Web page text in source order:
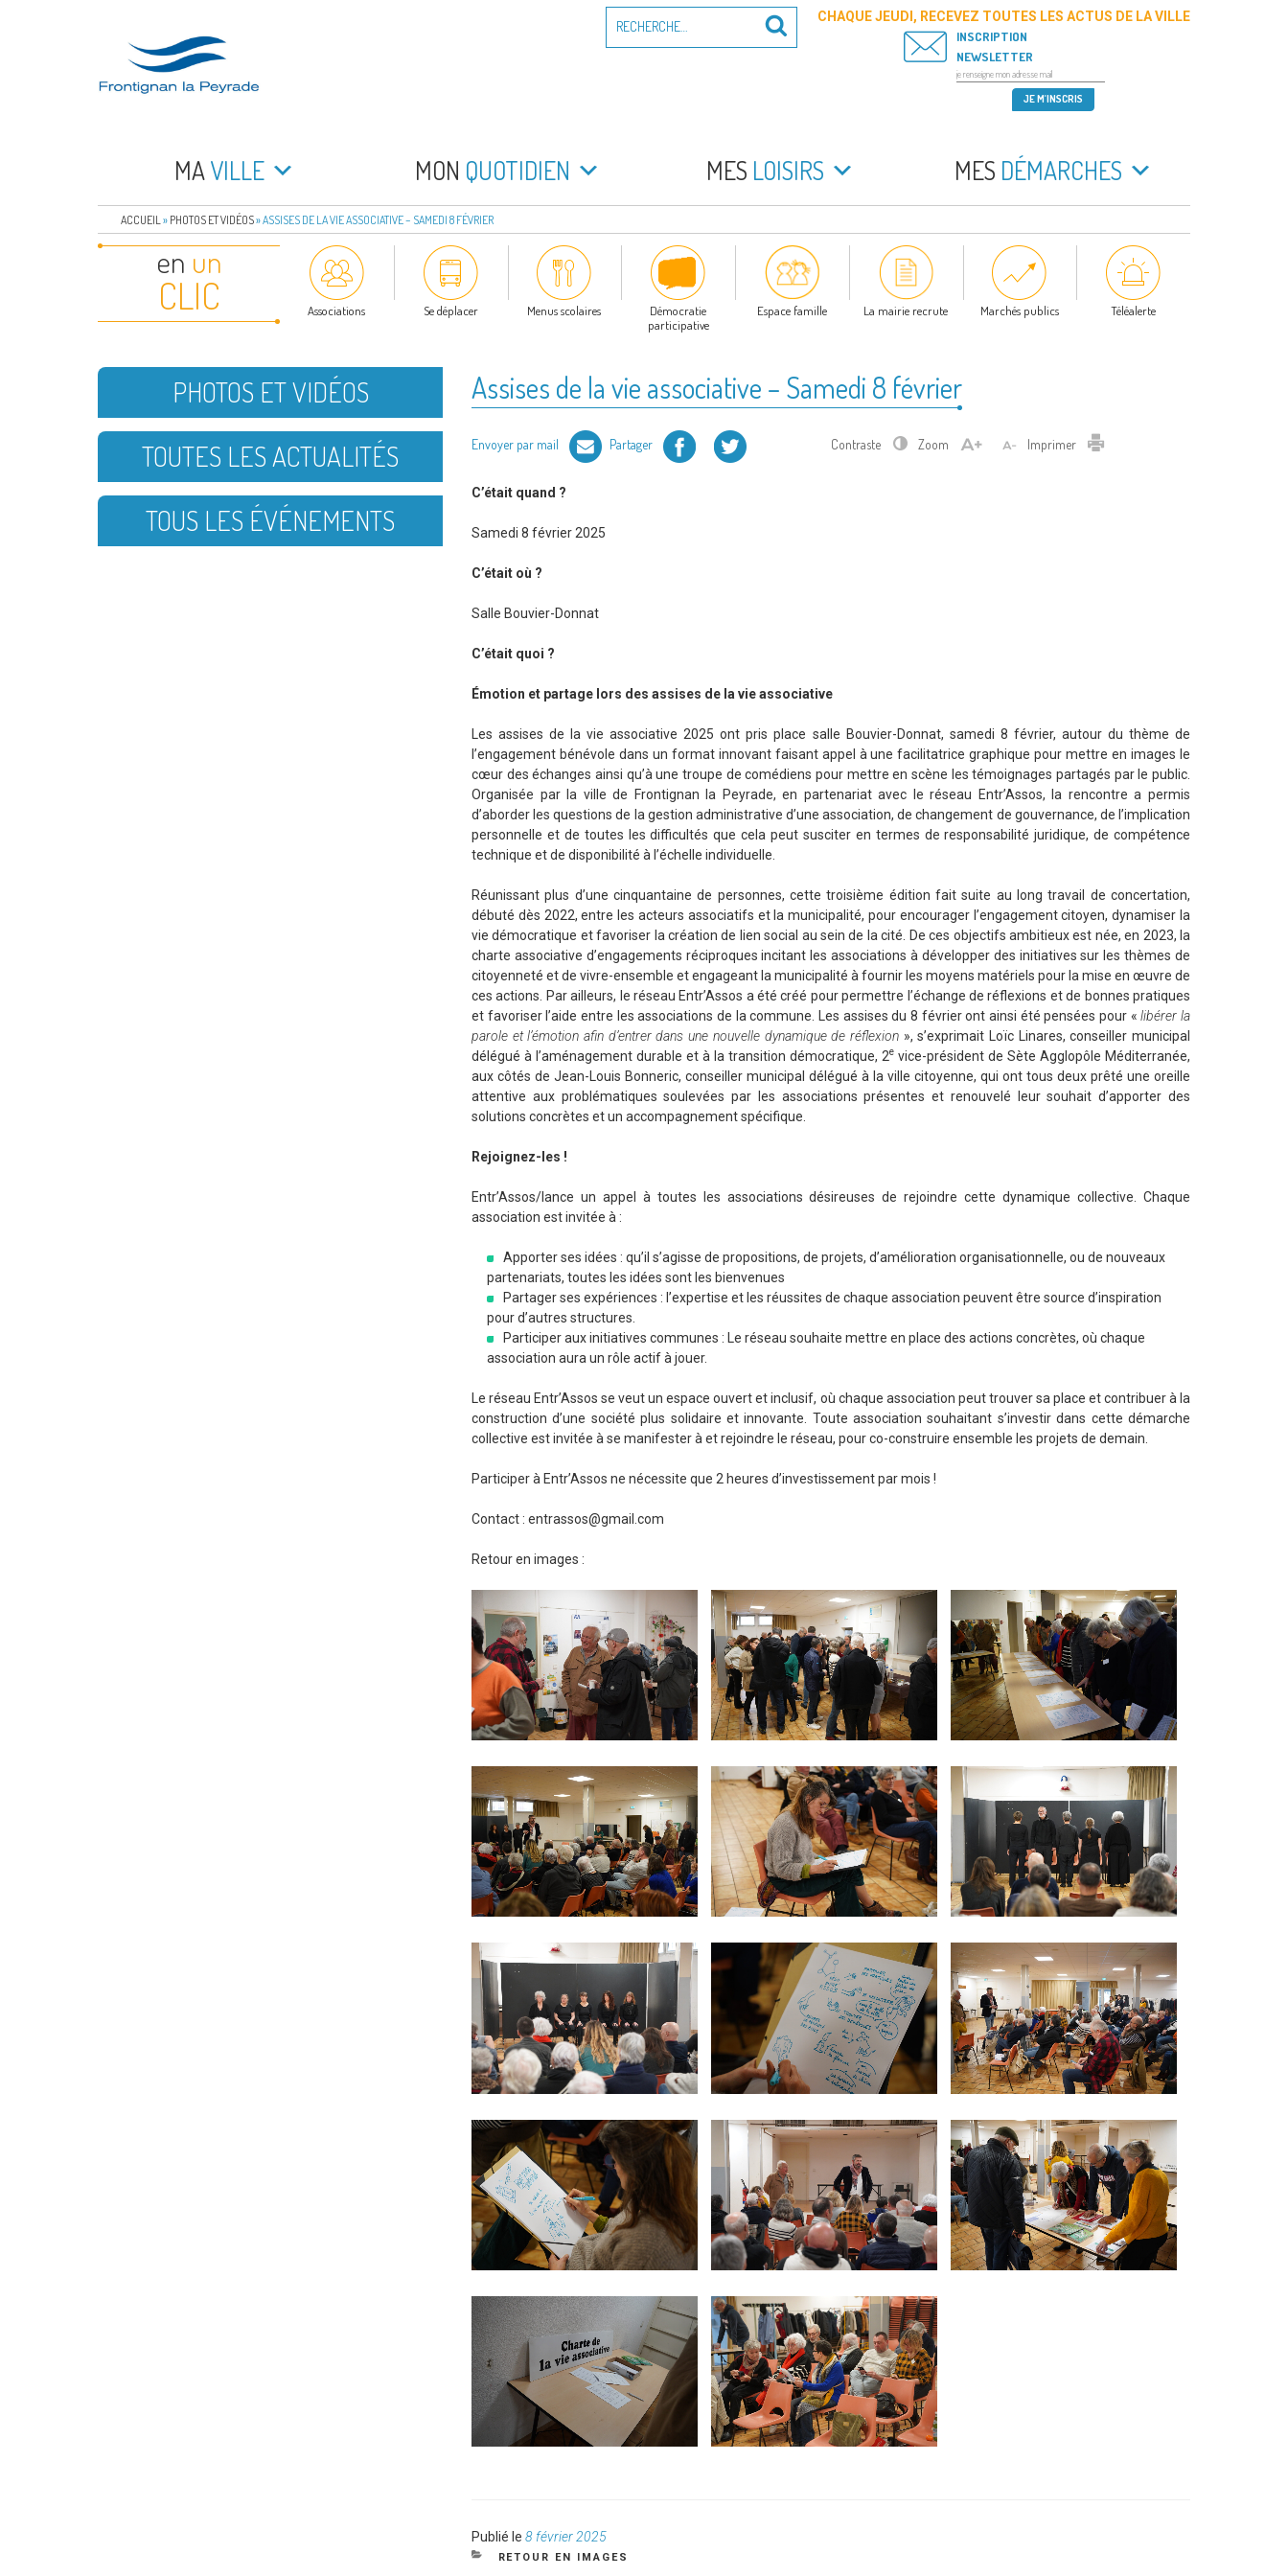
FRONTIGNAN LA PEYRADE
pour
Recherche
CHAQUE JEUDI, RECEVEZ TOUTES LES ACTUS DE LA VILLE
INSCRIPTION
NEWSLETTER
MAVILLE MON QUOTIDIEN MES LOISIRS MES DÉMARCHES
ACCUEIL » PHOTOS ET VIDÉOS»ASSISES DE LA VIE ASSOCIATIVE – SAMEDI 8 FÉVRIER
en un
CLIC Associations Se déplacer Menus scolaires
Démocratie
participative
Espace famille La mairie recrute Marchés publics Téléalerte
Assises de la vie associative – Samedi 8 février
Envoyer par mail Partager Facebook Twitter Contraste Zoom Imprimer Imprimer
C’était quand ?
Samedi 8 février 2025
C’était où ?
Salle Bouvier-Donnat
C’était quoi ?
Émotion et partage lors des assises de la vie associative
Les assises de la vie associative 2025 ont pris place salle Bouvier-Donnat, samedi 8 février, autour du thème de
l’engagement bénévole dans un format innovant faisant appel à une facilitatrice graphique pour mettre en images le
cœur des échanges ainsi qu’à une troupe de comédiens pour mettre en scène les témoignages partagés par le public.
Organisée par la ville de Frontignan la Peyrade, en partenariat avec le réseau Entr’Assos, la rencontre a permis
d’aborder les questions de la gestion administrative d’une association, de changement de gouvernance, de l’implication
personnelle et de toutes les difficultés que cela peut susciter en termes de responsabilité juridique, de compétence
technique et de disponibilité à l’échelle individuelle.
Réunissant plus d’une cinquantaine de personnes, cette troisième édition fait suite au long travail de concertation,
débuté dès 2022, entre les acteurs associatifs et la municipalité, pour encourager l’engagement citoyen, dynamiser la
vie démocratique et favoriser la création de lien social au sein de la cité. De ces objectifs ambitieux est née, en 2023, la
charte associative d’engagements réciproques incitant les associations à développer des initiatives sur les thèmes de
citoyenneté et de vivre-ensemble et engageant la municipalité à fournir les moyens matériels pour la mise en œuvre de
ces actions. Par ailleurs, le réseau Entr’Assos a été créé pour permettre l’échange de réflexions et de bonnes pratiques
et favoriser l’aide entre les associations de la commune. Les assises du 8 février ont ainsi été pensées pour «libérer la
parole et l’émotion afin d’entrer dans une nouvelle dynamique de réflexion», s’exprimait Loïc Linares, conseiller municipal
délégué à l’aménagement durable et à la transition démocratique, 2e vice-président de Sète Agglopôle Méditerranée,
aux côtés de Jean-Louis Bonneric, conseiller municipal délégué à la ville citoyenne, qui ont tous deux prêté une oreille
attentive aux problématiques soulevées par les associations présentes et renouvelé leur souhait d’apporter des
solutions concrètes et un accompagnement spécifique.
Rejoignez-les !
Entr’Assos/lance un appel à toutes les associations désireuses de rejoindre cette dynamique collective. Chaque
association est invitée à :
Apporter ses idées : qu’il s’agisse de propositions, de projets, d’amélioration organisationnelle, ou de nouveaux
partenariats, toutes les idées sont les bienvenues
Partager ses expériences : l’expertise et les réussites de chaque association peuvent être source d’inspiration
pour d’autres structures.
Participer aux initiatives communes : Le réseau souhaite mettre en place des actions concrètes, où chaque
association aura un rôle actif à jouer.
Le réseau Entr’Assos se veut un espace ouvert et inclusif, où chaque association peut trouver sa place et contribuer à la
construction d’une société plus solidaire et innovante. Toute association souhaitant s’investir dans cette démarche
collective est invitée à se manifester à et rejoindre le réseau, pour co-construire ensemble les projets de demain.
Participer à Entr’Assos ne nécessite que 2 heures d’investissement par mois !
Contact : entrassos@gmail.com
Retour en images :
Publié le Publié
le
8 février 2025
CATÉGORIES
RETOUR EN IMAGES
PHOTOS ET VIDÉOS
TOUTES LES ACTUALITÉS
TOUS LES ÉVÉNEMENTS